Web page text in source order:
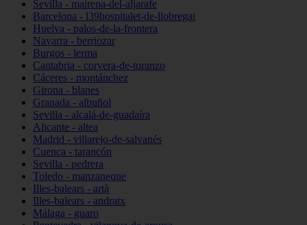
Sevilla - mairena-del-aljarafe
Barcelona - l39hospitalet-de-llobregat
Huelva - palos-de-la-frontera
Navarra - berriozar
Burgos - lerma
Cantabria - corvera-de-toranzo
Cáceres - montánchez
Girona - blanes
Granada - albuñol
Sevilla - alcalá-de-guadaíra
Alicante - altea
Madrid - villarejo-de-salvanés
Cuenca - tarancón
Sevilla - pedrera
Toledo - manzaneque
Illes-balears - artà
Illes-balears - andratx
Málaga - guaro